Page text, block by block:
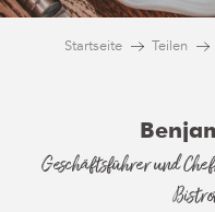
Startseite Teilen
Geschäftsführer und